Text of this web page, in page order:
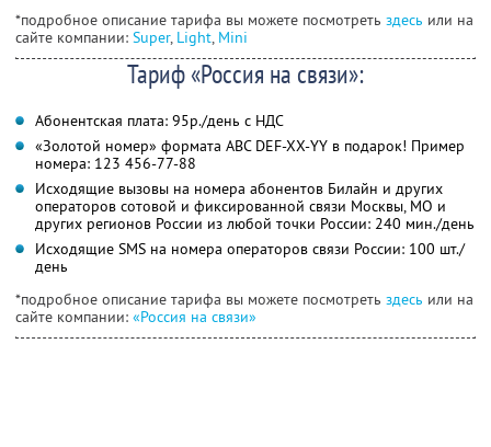
*подробное описание тарифа вы можете посмотреть здесь или на
сайте компании: Super, Light, Mini
Тариф «Россия на связи»:
Абонентская плата: 95р./день с НДС
«Золотой номер» формата ABC DEF-XX-YY в подарок! Пример
номера: 123 456-77-88
Исходящие вызовы на номера абонентов Билайн и других
операторов сотовой и фиксированной связи Москвы, МО и
других регионов России из любой точки России: 240 мин./день
Исходящие SMS на номера операторов связи России: 100 шт./
день
*подробное описание тарифа вы можете посмотреть здесь или на
сайте компании: «Россия на связи»